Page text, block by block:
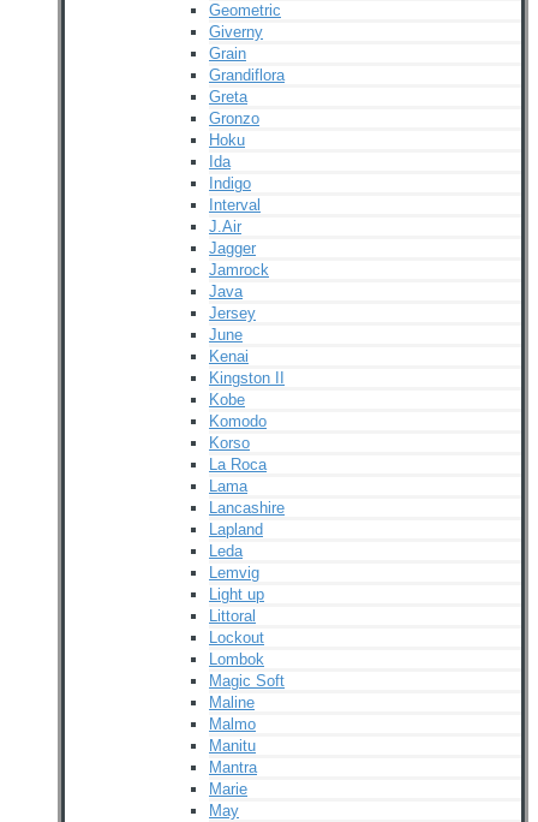
Geometric
Giverny
Grain
Grandiflora
Greta
Gronzo
Hoku
Ida
Indigo
Interval
J.Air
Jagger
Jamrock
Java
Jersey
June
Kenai
Kingston II
Kobe
Komodo
Korso
La Roca
Lama
Lancashire
Lapland
Leda
Lemvig
Light up
Littoral
Lockout
Lombok
Magic Soft
Maline
Malmo
Manitu
Mantra
Marie
May